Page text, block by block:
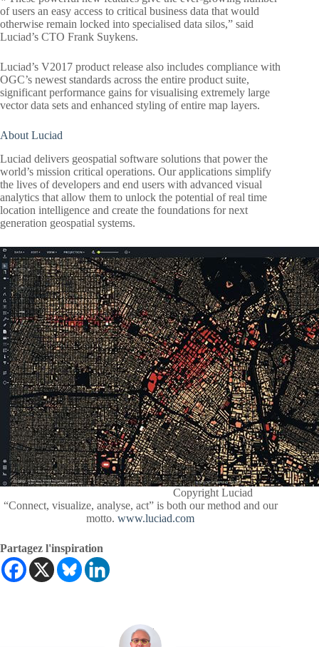
of users an easy access to critical business data that would
otherwise remain locked into specialised data silos,” said
Luciad’s CTO Frank Suykens.
Luciad’s V2017 product release also includes compliance with
OGC’s newest standards across the entire product suite,
significant performance gains for visualising extremely large
vector data sets and enhanced styling of entire map layers.
About Luciad
Luciad delivers geospatial software solutions that power the
world’s mission critical operations. Our applications simplify
the lives of developers and end users with advanced visual
analytics that allow them to unlock the potential of real time
location intelligence and create the foundations for next
generation geospatial systems.
Copyright Luciad
“Connect, visualize, analyse, act” is both our method and our
motto.www.luciad.com
Partagez l'inspiration